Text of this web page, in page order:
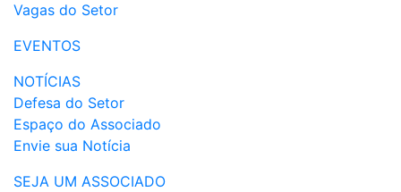
Vagas do Setor
EVENTOS
NOTÍCIAS
Defesa do Setor
Espaço do Associado
Envie sua Notícia
SEJA UM ASSOCIADO